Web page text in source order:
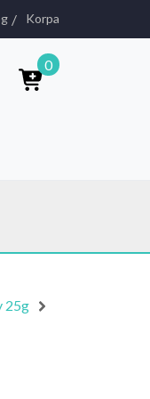
Korpa
0
25g